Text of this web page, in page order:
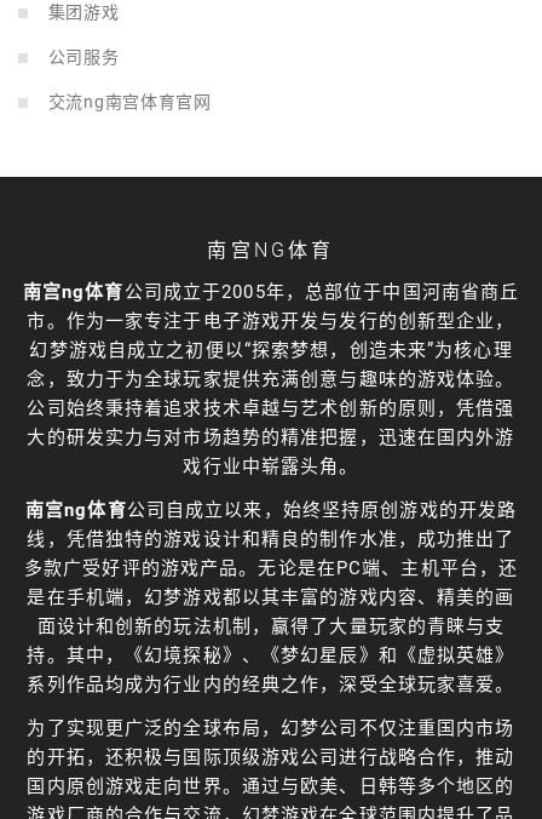
集团游戏
公司服务
交流ng南宫体育官网
南宫NG体育
南宫ng体育公司成立于2005年，总部位于中国河南省商丘
市。作为一家专注于电子游戏开发与发行的创新型企业，
幻梦游戏自成立之初便以“探索梦想，创造未来”为核心理
念，致力于为全球玩家提供充满创意与趣味的游戏体验。
公司始终秉持着追求技术卓越与艺术创新的原则，凭借强
大的研发实力与对市场趋势的精准把握，迅速在国内外游
戏行业中崭露头角。
南宫ng体育公司自成立以来，始终坚持原创游戏的开发路
线，凭借独特的游戏设计和精良的制作水准，成功推出了
多款广受好评的游戏产品。无论是在PC端、主机平台，还
是在手机端，幻梦游戏都以其丰富的游戏内容、精美的画
面设计和创新的玩法机制，赢得了大量玩家的青睐与支
持。其中，《幻境探秘》、《梦幻星辰》和《虚拟英雄》
系列作品均成为行业内的经典之作，深受全球玩家喜爱。
为了实现更广泛的全球布局，幻梦公司不仅注重国内市场
的开拓，还积极与国际顶级游戏公司进行战略合作，推动
国内原创游戏走向世界。通过与欧美、日韩等多个地区的